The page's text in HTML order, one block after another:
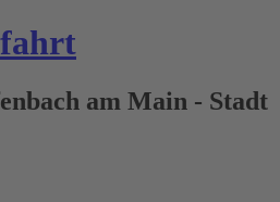
am Main - Stadt